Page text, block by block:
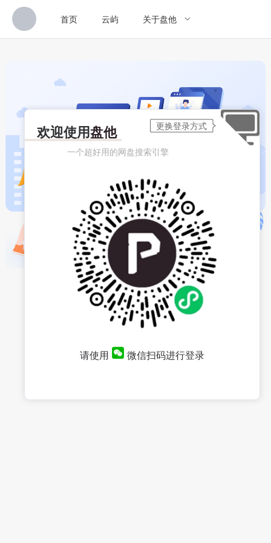
首页 云屿 关于盘他
欢迎使用盘他
一个超好用的网盘搜索引擎
请使用 微信扫码进行登录